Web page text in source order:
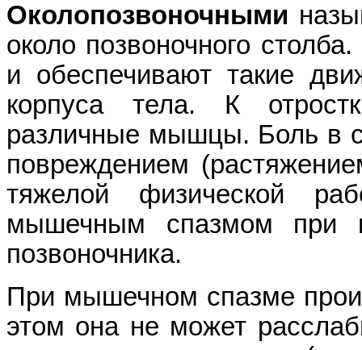
Околопозвоночными
около позвоночного
и обеспечивают такие
корпуса тела. К
различные мышцы. Боль в
повреждением
тяжелой физической
мышечным спазмом при
позвоночника.
При мышечном спазме
этом она не может